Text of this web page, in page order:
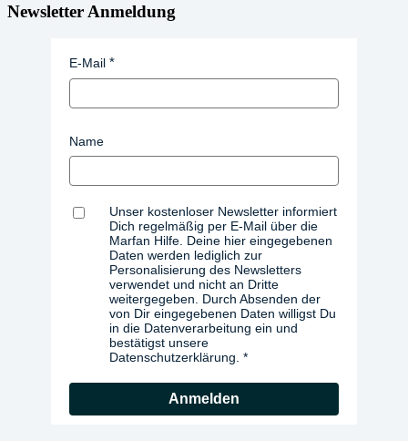
Newsletter Anmeldung
E-Mail
Name
Unser kostenloser Newsletter informiert
Dich regelmäßig per E-Mail über die
Marfan Hilfe. Deine hier eingegebenen
Daten werden lediglich zur
Personalisierung des Newsletters
verwendet und nicht an Dritte
weitergegeben. Durch Absenden der
von Dir eingegebenen Daten willigst Du
in die Datenverarbeitung ein und
bestätigst unsere
Datenschutzerklärung.
Anmelden